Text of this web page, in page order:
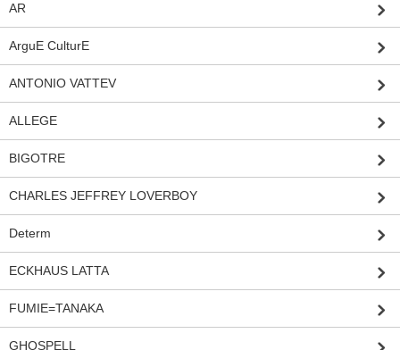
AR
ArguE CulturE
ANTONIO VATTEV
ALLEGE
BIGOTRE
CHARLES JEFFREY LOVERBOY
Determ
ECKHAUS LATTA
FUMIE=TANAKA
GHOSPELL